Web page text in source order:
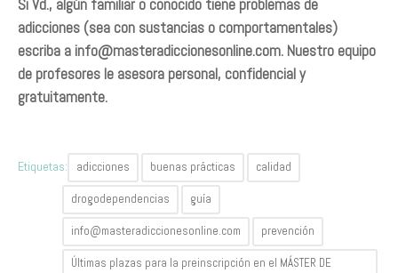
Si Vd., algún familiar o conocido tiene problemas de
adicciones (sea con sustancias o comportamentales)
escriba a info@masteradiccionesonline.com. Nuestro equipo
de profesores le asesora personal, confidencial y
gratuitamente.
Etiquetas: adicciones buenas prácticas calidad
drogodependencias guía
info@masteradiccionesonline.com prevención
Últimas plazas para la preinscripción en el MÁSTER DE